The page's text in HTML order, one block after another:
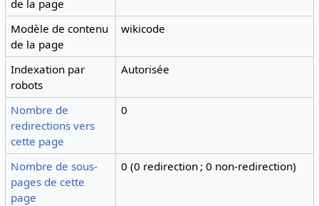
de la page
Modèle de contenu
de la page
wikicode
Indexation par
robots
Autorisée
Nombre de
redirections vers
cette page
0
Nombre de sous-
pages de cette
page
0 (0 redirection ; 0 non-redirection)